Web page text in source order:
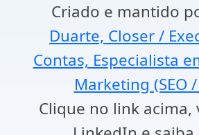
Criado e mantido
Duarte, Closer /
Contas, Especialista
Marketing (SEO
Clique no link acima,